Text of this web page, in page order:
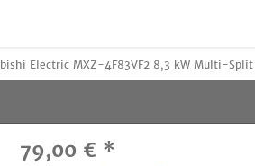
Electric MXZ-4F83VF2 8,3 kW Multi-
79,00 € *